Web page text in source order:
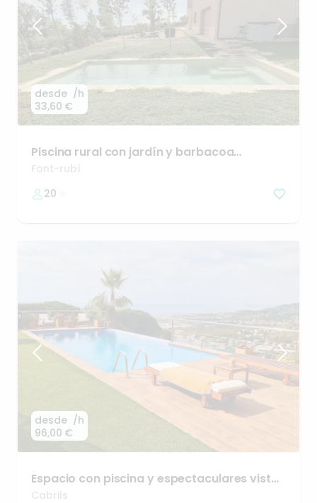
desde
33,60 €
/h
Piscina rural con jardíny barbacoa
rodeada
Font-rubí
20
desde
96,00 €
/h
Espacio con piscina y espectaculares vistas
en Cabrils
Cabrils